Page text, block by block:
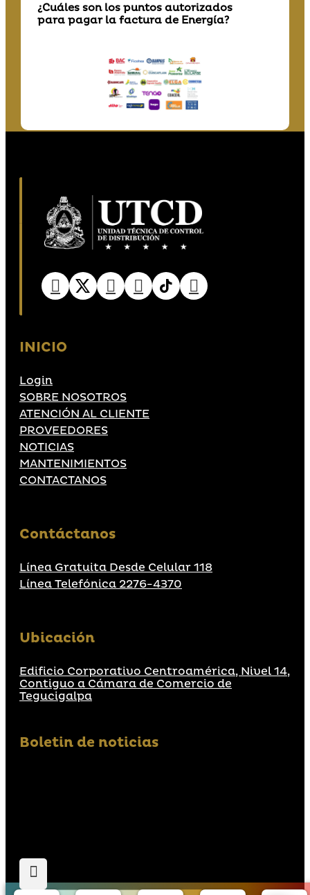
¿Cuáles son los puntos autorizados
para pagar la factura de Energía?
INICIO
Login
SOBRE NOSOTROS
ATENCIÓN AL CLIENTE
PROVEEDORES
NOTICIAS
MANTENIMIENTOS
CONTACTANOS
Contáctanos
Línea Gratuita Desde Celular 118
Línea Telefónica 2276-4370
Ubicación
Edificio Corporativo Centroamérica, Nivel 14,
Contiguo a Cámara de Comercio de
Tegucigalpa
Boletin de noticias